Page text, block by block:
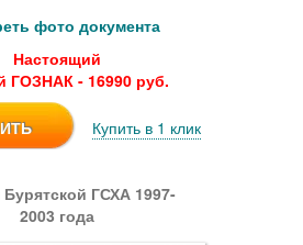
фото документа
Настоящий
ГОЗНАК - 16990 руб.
Купить в 1 клик
ГСХА 1997-
2003 года